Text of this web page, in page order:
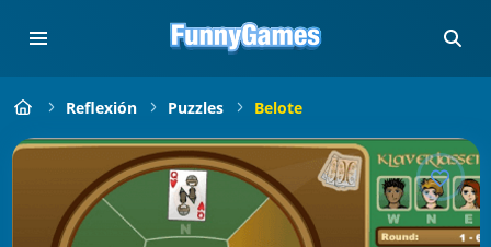
Reflexión Puzzles Belote